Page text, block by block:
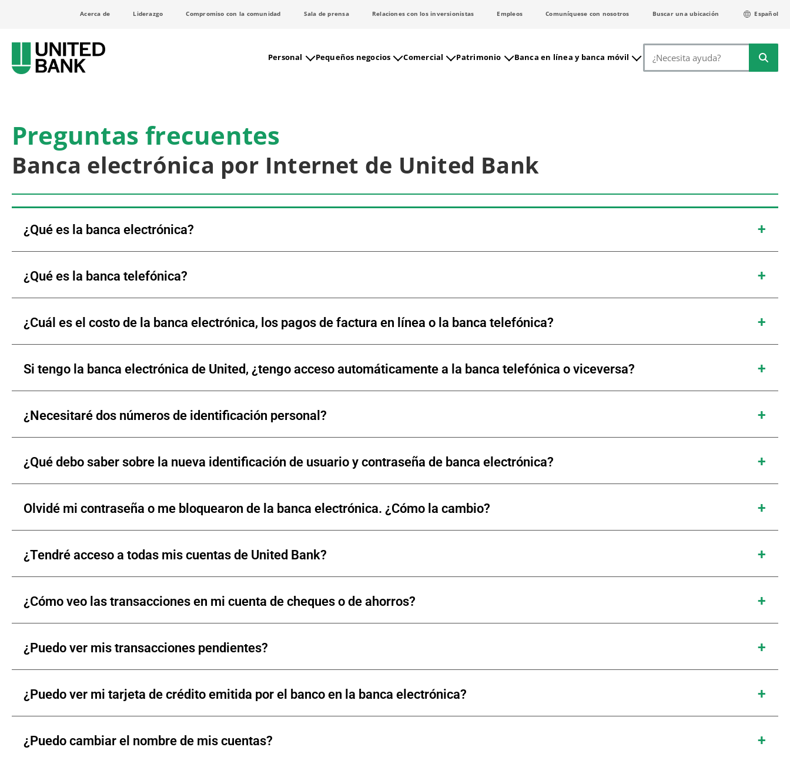
Acerca de Liderazgo Compromiso con la comunidad Sala de prensa Relaciones con los inversionistas Empleos Comuníquese con nosotros Buscar una ubicación Español
Personal Pequeños negocios Comercial Patrimonio Banca en línea y banca móvil Buscar
Preguntas frecuentes
Banca electrónica por Internet de United Bank
¿Qué es la banca electrónica?
¿Qué es la banca telefónica?
¿Cuál es el costo de la banca electrónica, los pagos de factura en línea o la banca telefónica?
Si tengo la banca electrónica de United, ¿tengo acceso automáticamente a la banca telefónica o viceversa?
¿Necesitaré dos números de identificación personal?
¿Qué debo saber sobre la nueva identificación de usuario y contraseña de banca electrónica?
Olvidé mi contraseña o me bloquearon de la banca electrónica. ¿Cómo la cambio?
¿Tendré acceso a todas mis cuentas de United Bank?
¿Cómo veo las transacciones en mi cuenta de cheques o de ahorros?
¿Puedo ver mis transacciones pendientes?
¿Puedo ver mi tarjeta de crédito emitida por el banco en la banca electrónica?
¿Puedo cambiar el nombre de mis cuentas?